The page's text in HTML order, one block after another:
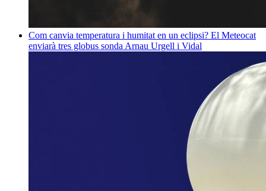
Com canvia temperatura i humitat en un eclipsi? El Meteocat
enviarà tres globus sonda Arnau Urgell i Vidal